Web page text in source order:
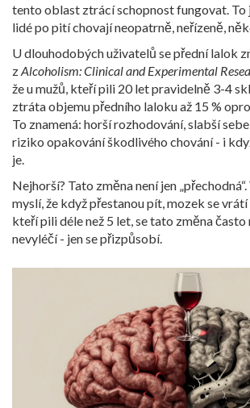
tento oblast ztrácí schopnost fungovat. To
lidé po pití chovají neopatrně, neřízeně,
U dlouhodobých uživatelů se přední lalok
zAlcoholism: Clinical and Experimental
že u mužů, kteří pili 20 let pravidelně 3-4
ztráta objemu předního laloku až 15 %
To znamená: horší rozhodování, slabší
riziko opakování škodlivého chování - i
je.
Nejhorší? Tato změna není jen
myslí, že když přestanou pít, mozek se vrátí
kteří pili déle než 5 let, se tato změna
nevyléčí - jen se přizpůsobí.